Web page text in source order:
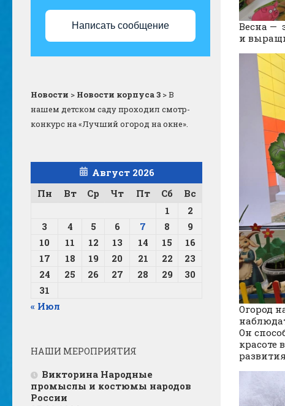
Весна —
и
Огород
Он
красоте
Написать сообщение
Новости > Новости корпуса 3 >В
нашем детском саду проходил смотр-
конкурс на «Лучший огород на окне».
Август 2026
Пн
Вт Ср Чт Пт Сб
Вс
1
2
3
4 5 6 7 8
9
10
11 12 13 14 15
16
17
18 19 20 21 22
23
24
25 26 27 28 29
30
31
« Июл
НАШИ МЕРОПРИЯТИЯ
Викторина Народные
промыслы и костюмы народов
России